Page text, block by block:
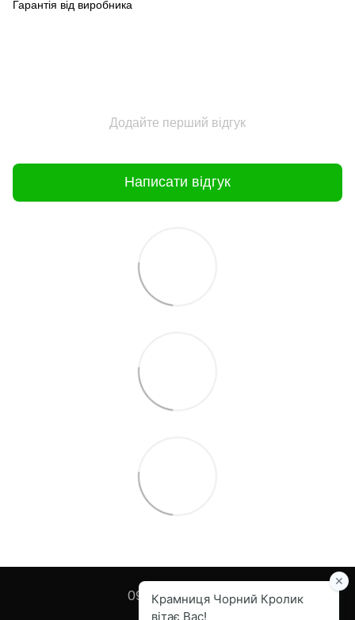
Гарантія від виробника
Додайте перший відгук
Написати відгук
097 455-82-67